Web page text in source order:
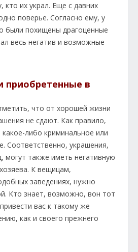
кто их украл. Еще с давних
поверье. Согласно ему, у
были похищены драгоценные
весь негатив и возможные
приобретенные в
что от хорошей жизни
не сдают. Как правило,
либо криминальное или
Соответственно, украшения,
могут также иметь негативную
К вещицам,
заведениях, нужно
Кто знает, возможно, вон тот
вас к такому же
как и своего прежнего